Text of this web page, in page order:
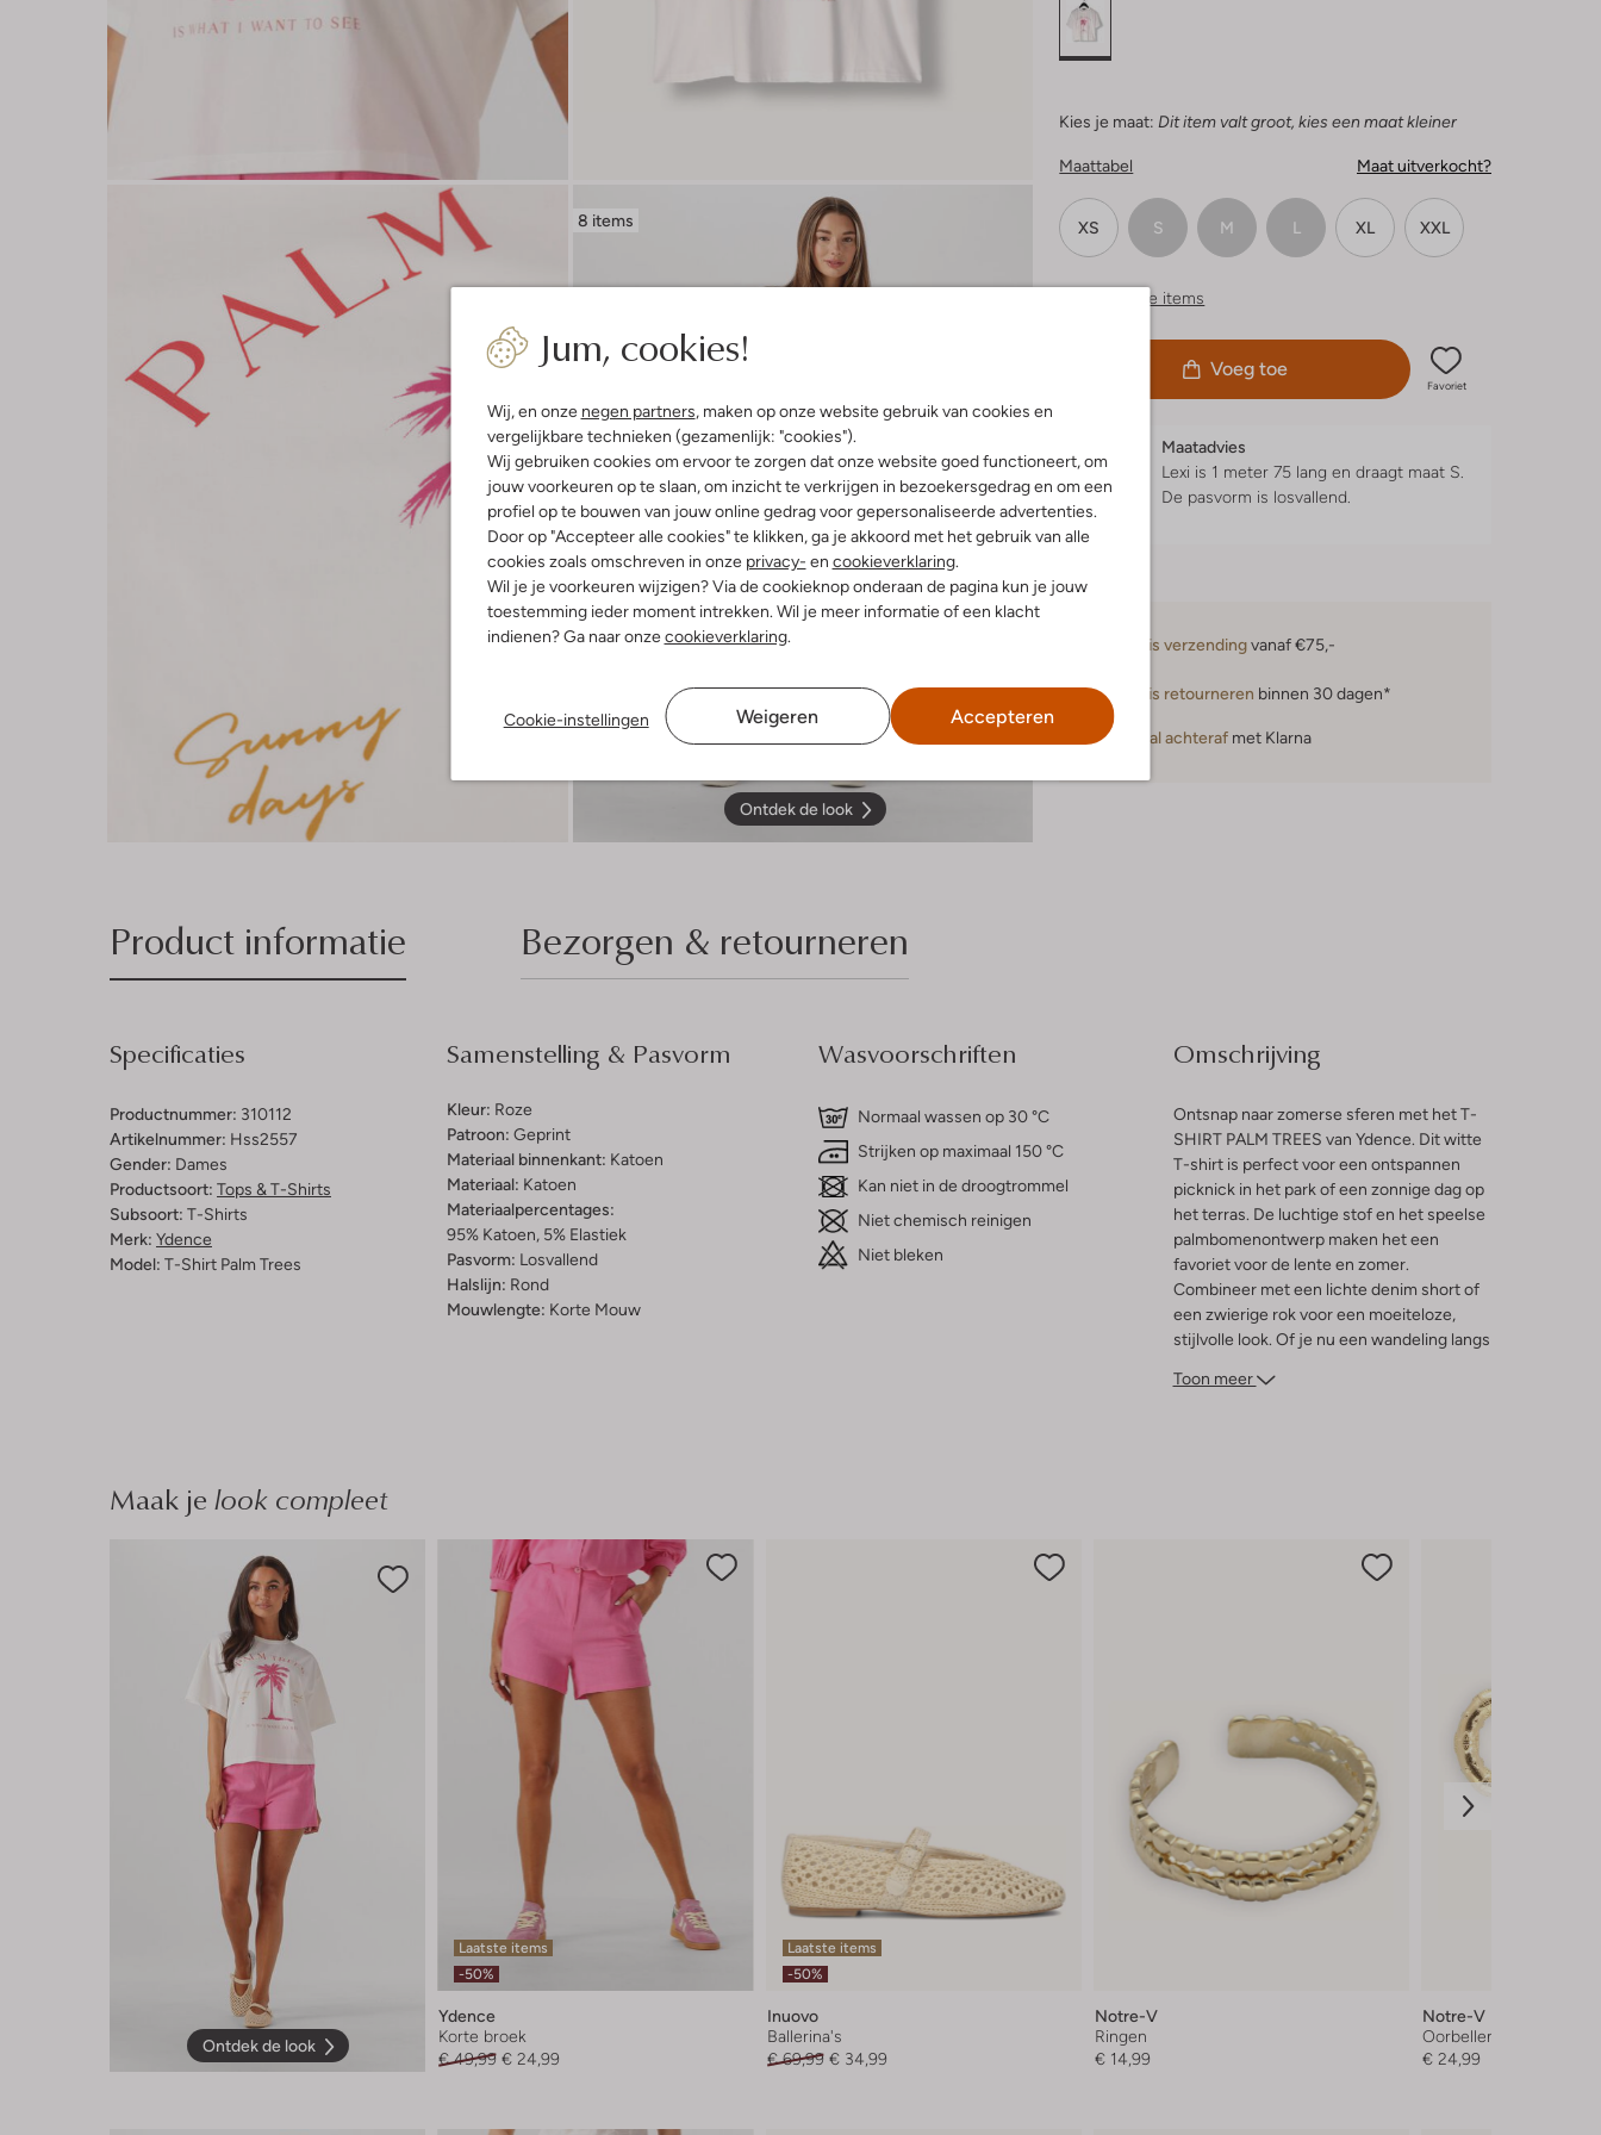
Jum, cookies!
Wij, en onze negen partners, maken op onze website gebruik van cookies en
vergelijkbare technieken (gezamenlijk: "cookies").
Wij gebruiken cookies om ervoor te zorgen dat onze website goed functioneert, om
jouw voorkeuren op te slaan, om inzicht te verkrijgen in bezoekersgedrag en om een
profiel op te bouwen van jouw online gedrag voor gepersonaliseerde advertenties.
Door op "Accepteer alle cookies" te klikken, ga je akkoord met het gebruik van alle
cookies zoals omschreven in onze privacy- en cookieverklaring.
Wil je je voorkeuren wijzigen? Via de cookieknop onderaan de pagina kun je jouw
toestemming ieder moment intrekken. Wil je meer informatie of een klacht
indienen? Ga naar onzecookieverklaring.
Cookie-instellingen Weigeren Accepteren
8 items
Ontdek de look
Kies je maat: Dit item valt groot, kies een maat kleiner
Maattabel Maat uitverkocht?
XS S M L XL XXL
Vergelijkbare items
Voeg toe
Favoriet
Maatadvies
Lexi is 1 meter 75 lang en draagt maat S.
De pasvorm is losvallend.
Gratis verzendingvanaf €75,-
Gratis retourneren binnen 30 dagen*
Betaal achteraf met Klarna
Product informatie Bezorgen & retourneren
Specificaties
Productnummer: 310112
Artikelnummer: Hss2557
Gender: Dames
Productsoort: Tops & T-Shirts
Subsoort: T-Shirts
Merk: Ydence
Model: T-Shirt Palm Trees
Samenstelling & Pasvorm
Kleur: Roze
Patroon: Geprint
Materiaal binnenkant: Katoen
Materiaal: Katoen
Materiaalpercentages:
95% Katoen, 5% Elastiek
Pasvorm: Losvallend
Halslijn: Rond
Mouwlengte: Korte Mouw
Wasvoorschriften
Normaal wassen op 30 °C
Strijken op maximaal 150 °C
Kan niet in de droogtrommel
Niet chemisch reinigen
Niet bleken
Omschrijving
Ontsnap naar zomerse sferen met het T-
SHIRT PALM TREES van Ydence. Dit witte
T-shirt is perfect voor een ontspannen
picknick in het park of een zonnige dag op
het terras. De luchtige stof en het speelse
palmbomenontwerp maken het een
favoriet voor de lente en zomer.
Combineer met een lichte denim short of
een zwierige rok voor een moeiteloze,
stijlvolle look. Of je nu een wandeling langs
de stad, dit T-shirt zorgt voor een frisse en
Toon meer
Maak je look compleet
Ontdek de look
Laatste items
-50%
Ydence
Korte broek
€ 49,99 € 24,99
Laatste items
-50%
Inuovo
Ballerina's
€ 69,99 € 34,99
Notre-V
Ringen
€ 14,99
Notre-V
Oorbellen
€ 24,99